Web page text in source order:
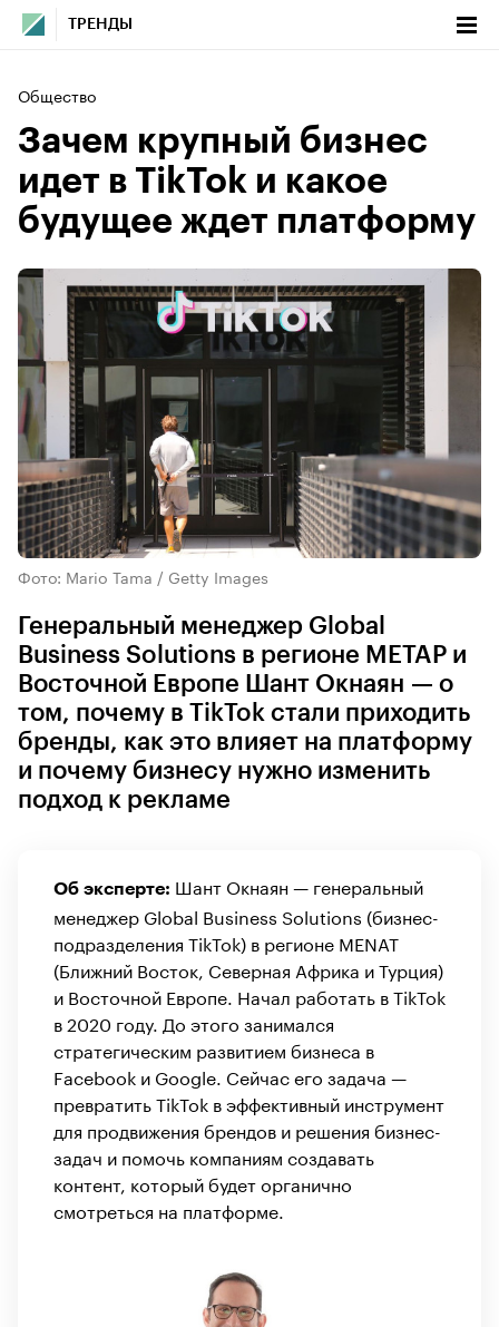
ТРЕНДЫ
Общество
Зачем крупный бизнес
идет в TikTok и какое
будущее ждет платформу
Фото: Mario Tama / Getty Images
Генеральный менеджер Global
Business Solutions в регионе METAP и
Восточной Европе Шант Окнаян — о
том, почему в TikTok стали приходить
бренды, как это влияет на платформу
и почему бизнесу нужно изменить
подход к рекламе
Об эксперте: Шант Окнаян — генеральный
менеджер Global Business Solutions (бизнес-
подразделения TikTok) в регионе MENAT
(Ближний Восток, Северная Африка и Турция)
и Восточной Европе. Начал работать в TikTok
в 2020 году. До этого занимался
стратегическим развитием бизнеса в
Facebook и Google. Сейчас его задача —
превратить TikTok в эффективный инструмент
для продвижения брендов и решения бизнес-
задач и помочь компаниям создавать
контент, который будет органично
смотреться на платформе.